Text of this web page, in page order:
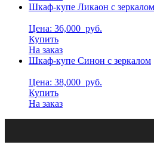
Шкаф-купе Ликаон с зеркалом
Цена: 36,000 руб.
Купить
На заказ
Шкаф-купе Синон с зеркалом
Цена: 38,000 руб.
Купить
На заказ